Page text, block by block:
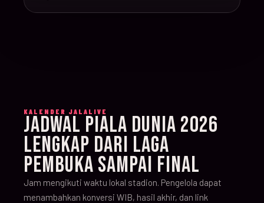
KALENDER JALALIVE
JADWAL PIALA DUNIA 2026
LENGKAP DARI LAGA
PEMBUKA SAMPAI FINAL
Jam mengikuti waktu lokal stadion. Pengelola dapat
menambahkan konversi WIB, hasil akhir, dan link